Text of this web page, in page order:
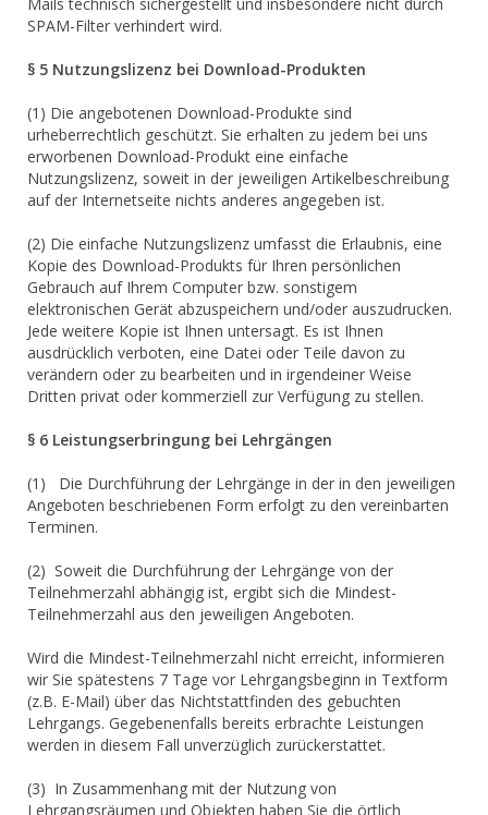
SPAM-Filter verhindert wird.
§ 5 Nutzungslizenz bei Download-Produkten
(1) Die angebotenen Download-Produkte sind
urheberrechtlich geschützt. Sie erhalten zu jedem bei uns
erworbenen Download-Produkt eine einfache
Nutzungslizenz, soweit in der jeweiligen Artikelbeschreibung
auf der Internetseite nichts anderes angegeben ist.
(2) Die einfache Nutzungslizenz umfasst die Erlaubnis, eine
Kopie des Download-Produkts für Ihren persönlichen
Gebrauch auf Ihrem Computer bzw. sonstigem
elektronischen Gerät abzuspeichern und/oder auszudrucken.
Jede weitere Kopie ist Ihnen untersagt. Es ist Ihnen
ausdrücklich verboten, eine Datei oder Teile davon zu
verändern oder zu bearbeiten und in irgendeiner Weise
Dritten privat oder kommerziell zur Verfügung zu stellen.
§ 6 Leistungserbringung bei Lehrgängen
(1) Die Durchführung der Lehrgänge in der in den jeweiligen
Angeboten beschriebenen Form erfolgt zu den vereinbarten
Terminen.
(2) Soweit die Durchführung der Lehrgänge von der
Teilnehmerzahl abhängig ist, ergibt sich die Mindest-
Teilnehmerzahl aus den jeweiligen Angeboten.
Wird die Mindest-Teilnehmerzahl nicht erreicht, informieren
wir Sie spätestens 7 Tage vor Lehrgangsbeginn in Textform
(z.B. E-Mail) über das Nichtstattfinden des gebuchten
Lehrgangs. Gegebenenfalls bereits erbrachte Leistungen
werden in diesem Fall unverzüglich zurückerstattet.
(3) In Zusammenhang mit der Nutzung von
Lehrgangsräumen und Objekten haben Sie die örtlich